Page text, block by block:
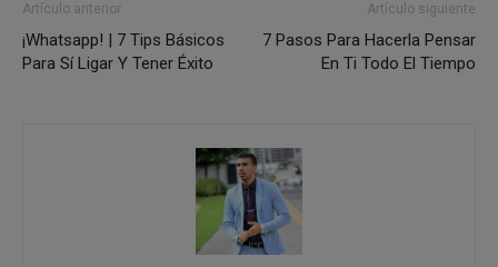
Artículo anterior
¡Whatsapp! | 7 Tips Básicos
Para Sí Ligar Y Tener Éxito
Artículo siguiente
7 Pasos Para Hacerla Pensar
En Ti Todo El Tiempo